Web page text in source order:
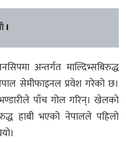
।
अन्तर्गत माल्दिभ्सबिरुद्ध
सेमीफाइनल प्रवेश गरेको छ।
पाँच गोल गरिन्। खेलको
हाबी भएको नेपालले पहिलो